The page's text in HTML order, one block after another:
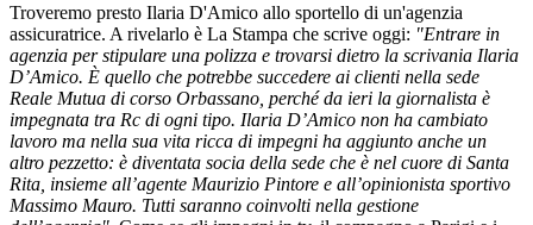
Troveremo presto Ilaria D'Amico allo sportello di un'agenzia
assicuratrice. A rivelarlo è La Stampa che scrive oggi: "Entrare in
agenzia per stipulare una polizza e trovarsi dietro la scrivania Ilaria
D’Amico. È quello che potrebbe succedere ai clienti nella sede
Reale Mutua di corso Orbassano, perché da ieri la giornalista è
impegnata tra Rc di ogni tipo. Ilaria D’Amico non ha cambiato
lavoro ma nella sua vita ricca di impegni ha aggiunto anche un
altro pezzetto: è diventata socia della sede che è nel cuore di Santa
Rita, insieme all’agente Maurizio Pintore e all’opinionista sportivo
Massimo Mauro. Tutti saranno coinvolti nella gestione